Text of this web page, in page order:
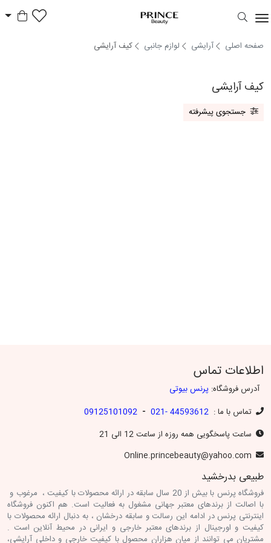
Prince Beauty سبد
صفحه اصلی آرایشی لوازم جانبی کیف آرایشی
کیف آرایشی
جستجوی پیشرفته
اطلاعات تماس
آدرس فروشگاه: پرنس بیوتی
تماس با ما : 44593612 -021
-
09125101092
ساعت پاسخگویی همه روزه از ساعت 12 الی 21
طبیعی بدرخشید
فروشگاه پرنس با بیش از 20 سال سابقه در ارائه محصولات با کیفیت ، مرغوب و
با اصالت از برندهای معتبر جهانی مشغول به فعالیت است. هم اکنون فروشگاه
اینترنتی پرنس در ادامه این رسالت و سابقه درخشان ، به دنبال ارائه محصولات با
کیفیت و اورجینال از برندهای معتبر خارجی و ایرانی در محیط آنلاین است .
مشتریان می توانند از میان هزاران محصول با کیفیت خارجی و داخلی آرایشی،